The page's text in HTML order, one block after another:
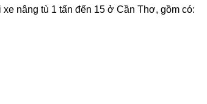
nâng tù 1 tấn đến 15 ở Cần Thơ, gồm có: